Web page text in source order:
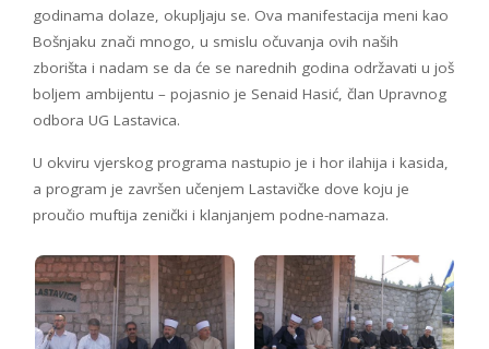
godinama dolaze, okupljaju se. Ova manifestacija meni kao
Bošnjaku znači mnogo, u smislu očuvanja ovih naših
zborišta i nadam se da će se narednih godina održavati u još
boljem ambijentu – pojasnio je Senaid Hasić, član Upravnog
odbora UG Lastavica.
U okviru vjerskog programa nastupio je i hor ilahija i kasida,
a program je završen učenjem Lastavičke dove koju je
proučio muftija zenički i klanjanjem podne-namaza.